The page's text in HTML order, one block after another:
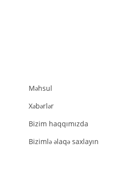
Məhsul
Xəbərlər
Bizim haqqımızda
Bizimlə əlaqə saxlayın